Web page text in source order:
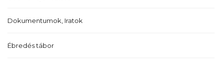
Dokumentumok, Iratok
Ébredés tábor